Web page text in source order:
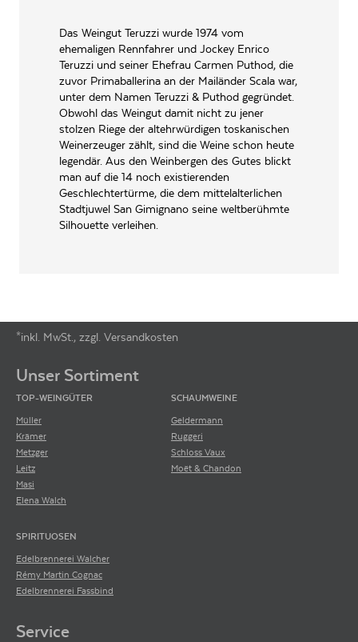
8023550277519
130033
Das Weingut Teruzzi wurde 1974 vom
ehemaligen Rennfahrer und Jockey Enrico
Teruzzi und seiner Ehefrau Carmen Puthod, die
zuvor Primaballerina an der Mailänder Scala war,
unter dem Namen Teruzzi & Puthod gegründet.
Obwohl das Weingut damit nicht zu jener
stolzen Riege der altehrwürdigen toskanischen
Weinerzeuger zählt, sind die Weine schon heute
legendär. Aus den Weinbergen des Gutes blickt
man auf die 14 noch existierenden
Geschlechtertürme, die dem mittelalterlichen
Stadtjuwel San Gimignano seine weltberühmte
Silhouette verleihen.
*inkl. MwSt., zzgl. Versandkosten
Unser Sortiment
TOP-WEINGÜTER
Müller
Krämer
Metzger
Leitz
Masi
Elena Walch
SCHAUMWEINE
Geldermann
Ruggeri
Schloss Vaux
Moët & Chandon
SPIRITUOSEN
Edelbrennerei Walcher
Rémy Martin Cognac
Edelbrennerei Fassbind
Service